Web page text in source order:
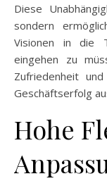
Diese
sondern
Visionen in die
eingehen zu
Zufriedenheit
Geschäftserfolg
Hohe